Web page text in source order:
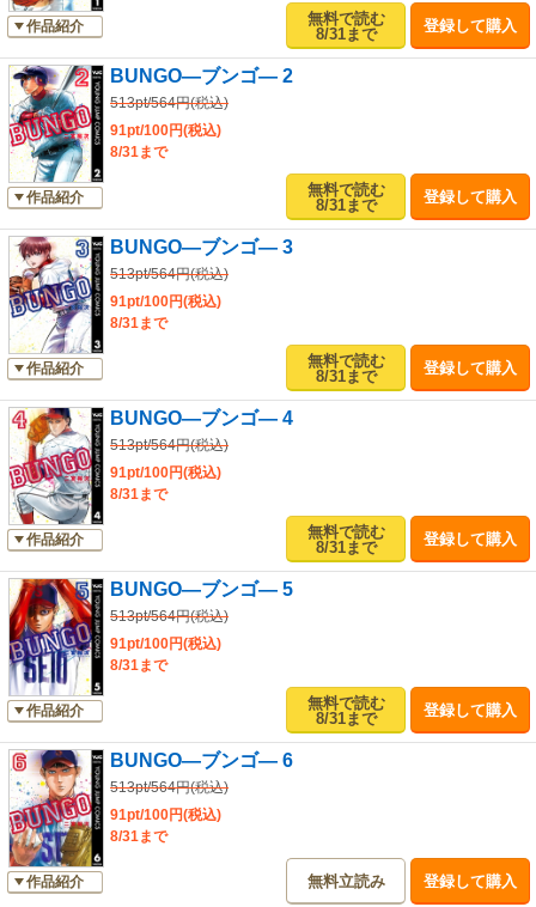
作品紹介
無料で読む
8/31まで
登録して購入
作品紹介
BUNGO―ブンゴ― 2
513pt/564円(税込)
91pt/100円(税込)
8/31まで
無料で読む
8/31まで
登録して購入
作品紹介
BUNGO―ブンゴ― 3
513pt/564円(税込)
91pt/100円(税込)
8/31まで
無料で読む
8/31まで
登録して購入
作品紹介
BUNGO―ブンゴ― 4
513pt/564円(税込)
91pt/100円(税込)
8/31まで
無料で読む
8/31まで
登録して購入
作品紹介
BUNGO―ブンゴ― 5
513pt/564円(税込)
91pt/100円(税込)
8/31まで
無料で読む
8/31まで
登録して購入
作品紹介
BUNGO―ブンゴ― 6
513pt/564円(税込)
91pt/100円(税込)
8/31まで
無料立読み 登録して購入